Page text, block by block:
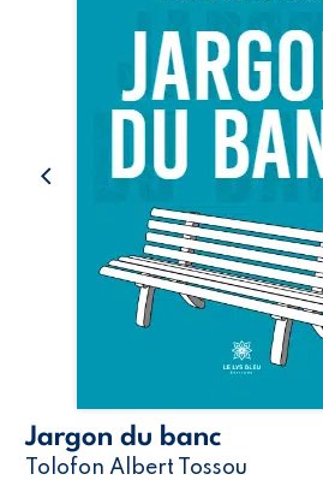
Jargon du banc
Tolofon Albert Tossou